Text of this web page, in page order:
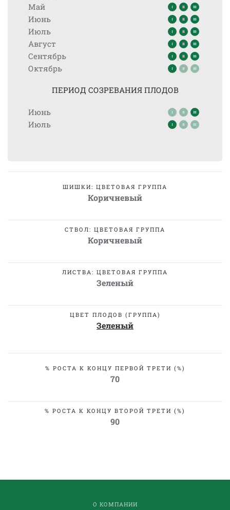
Май
Июнь
Июль
Август
Сентябрь
Октябрь
ПЕРИОД СОЗРЕВАНИЯ ПЛОДОВ
Июнь
Июль
ШИШКИ: ЦВЕТОВАЯ ГРУППА
Коричневый
СТВОЛ: ЦВЕТОВАЯ ГРУППА
Коричневый
ЛИСТВА: ЦВЕТОВАЯ ГРУППА
Зеленый
ЦВЕТ ПЛОДОВ (ГРУППА)
Зеленый
% РОСТА К КОНЦУ ПЕРВОЙ ТРЕТИ (%)
70
% РОСТА К КОНЦУ ВТОРОЙ ТРЕТИ (%)
90
О КОМПАНИИ